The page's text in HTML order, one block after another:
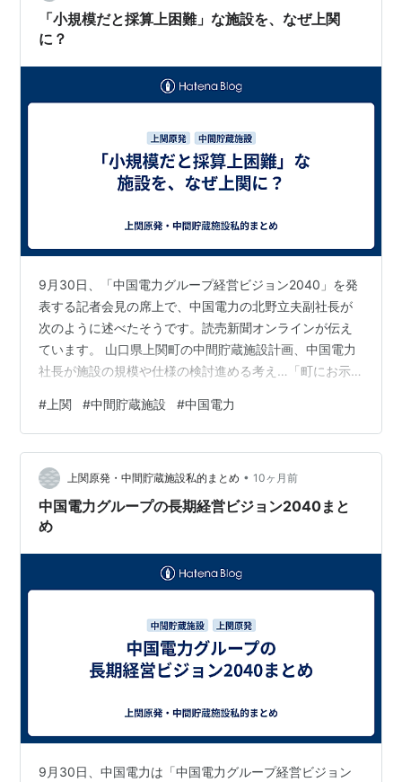
する Q&A 総論的なことから、最近の豪雨災害や猛暑、地
震、火山、津波、竜巻による影…
「小規模だと採算上困難」な施設を、なぜ上関
に？
9月30日、「中国電力グループ経営ビジョン2040」を発
表する記者会見の席上で、中国電力の北野立夫副社長が
次のように述べたそうです。読売新聞オンラインが伝え
ています。 山口県上関町の中間貯蔵施設計画、中国電力
社長が施設の規模や仕様の検討進める考え…「町にお示
# 上関 #中間貯蔵施設 #中国電力
上関原発・中間貯蔵施設私的まとめ • 10ヶ月前
中国電力グループの長期経営ビジョン2040まと
め
9月30日、中国電力は「中国電力グループ経営ビジョン